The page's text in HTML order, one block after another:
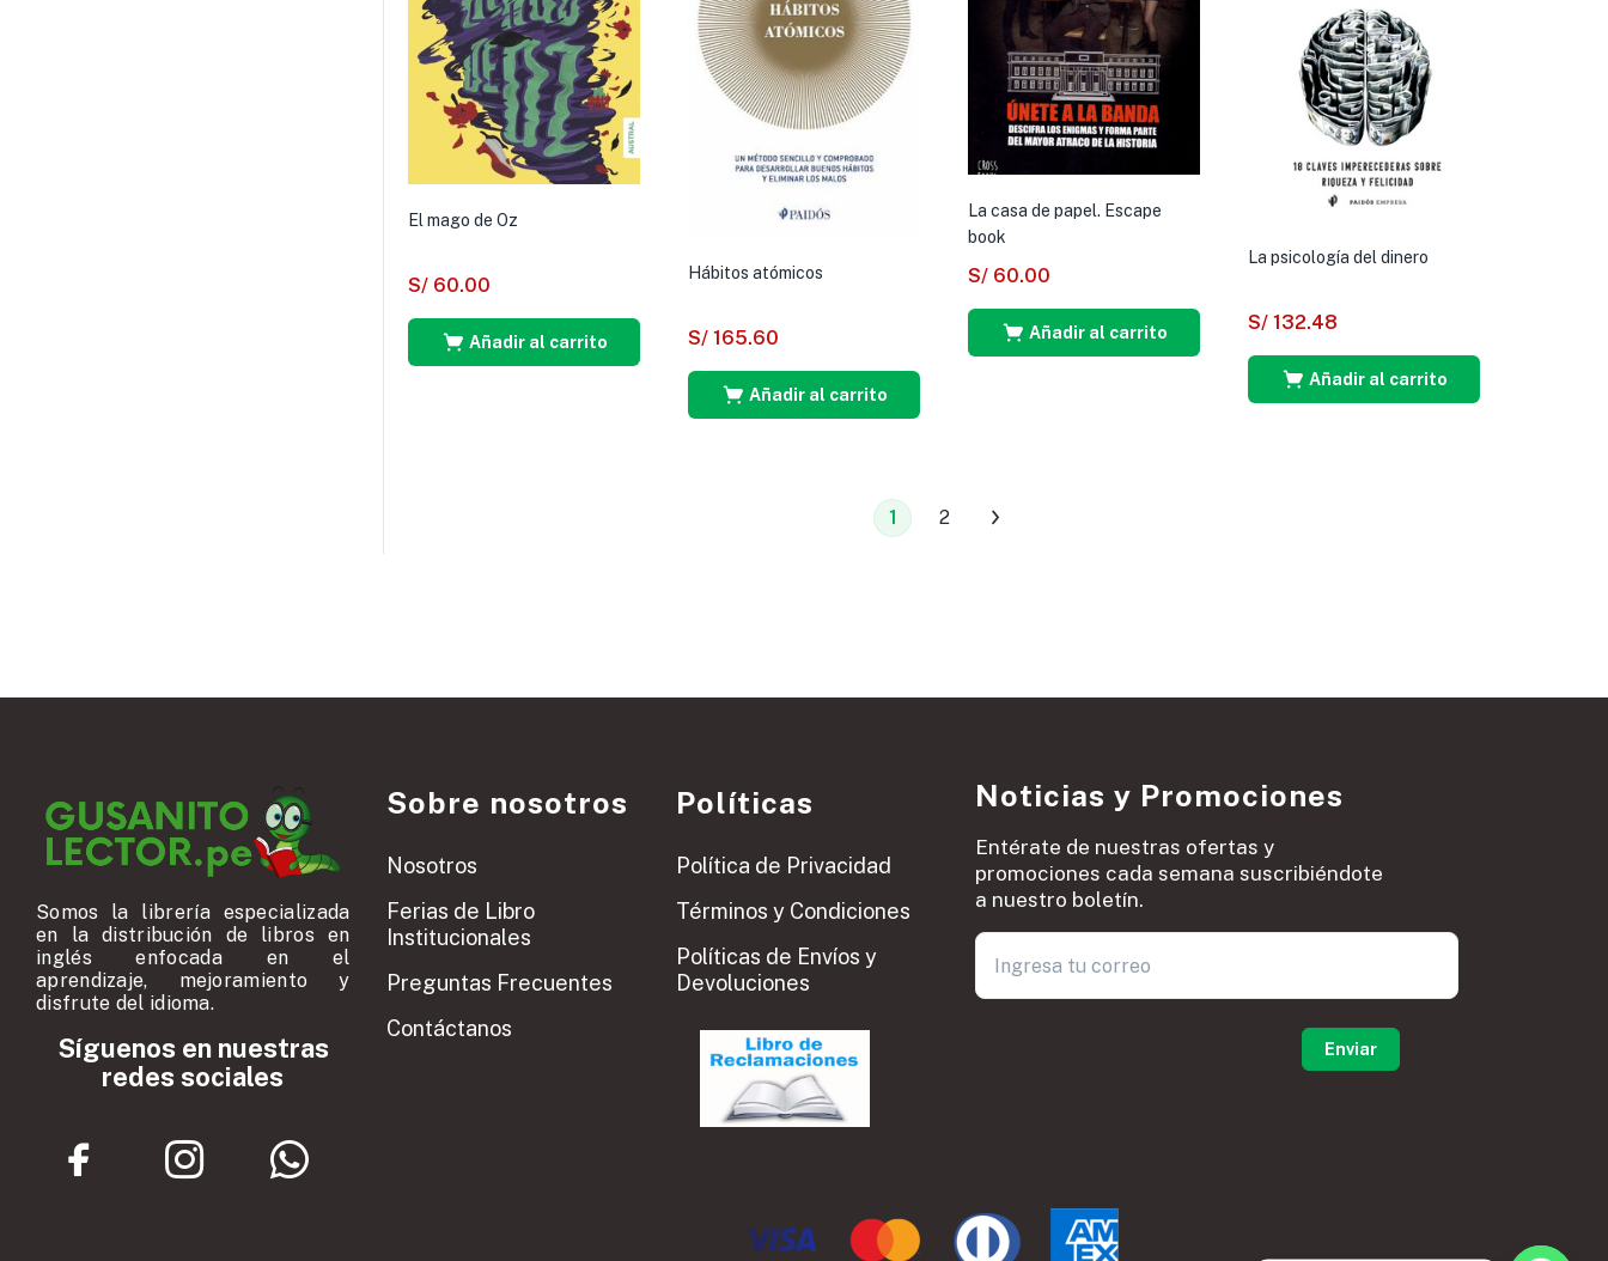
El mago de Oz
S/ 60.00
Añadir al carrito
Hábitos atómicos
S/ 165.60
Añadir al carrito
La casa de papel. Escape
book
S/ 60.00
Añadir al carrito
La psicología del dinero
S/ 132.48
Añadir al carrito
1 2
Somos la librería especializada
en la distribución de libros en
inglés enfocada en el
aprendizaje, mejoramiento y
disfrute del idioma.
Síguenos en nuestras
redes sociales
Sobre nosotros
Nosotros
Ferias de Libro
Institucionales
Preguntas Frecuentes
Contáctanos
Políticas
Política de Privacidad
Términos y Condiciones
Políticas de Envíos y
Devoluciones
Noticias y Promociones
Entérate de nuestras ofertas y
promociones cada semana suscribiéndote
a nuestro boletín.